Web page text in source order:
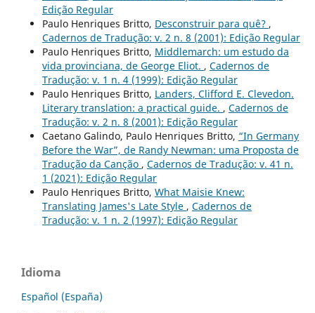
Edição Regular
Paulo Henriques Britto, Desconstruir para quê? ,
Cadernos de Tradução: v. 2 n. 8 (2001): Edição Regular
Paulo Henriques Britto, Middlemarch: um estudo da
vida provinciana, de George Eliot. , Cadernos de
Tradução: v. 1 n. 4 (1999): Edição Regular
Paulo Henriques Britto, Landers, Clifford E. Clevedon.
Literary translation: a practical guide. , Cadernos de
Tradução: v. 2 n. 8 (2001): Edição Regular
Caetano Galindo, Paulo Henriques Britto, “In Germany
Before the War”, de Randy Newman: uma Proposta de
Tradução da Canção , Cadernos de Tradução: v. 41 n.
1 (2021): Edição Regular
Paulo Henriques Britto, What Maisie Knew:
Translating James's Late Style , Cadernos de
Tradução: v. 1 n. 2 (1997): Edição Regular
Idioma
Español (España)